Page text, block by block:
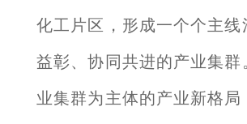
化工片区，形成一个个主线
益彰、协同共进的产业集群
业集群为主体的产业新格局